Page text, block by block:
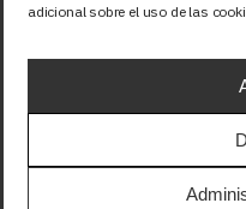
adicional sobre el uso de las
X (Twitter)
Instagram
Precios sin IVA